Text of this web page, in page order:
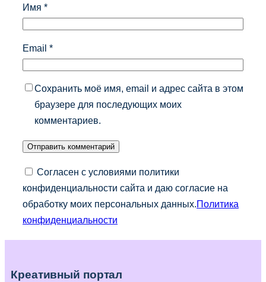
Имя *
Email *
Сохранить моё имя, email и адрес сайта в этом
браузере для последующих моих
комментариев.
Согласен с условиями политики
конфиденциальности сайта и даю согласие на
обработку моих персональных данных. Политика
конфиденциальности
Креативный портал